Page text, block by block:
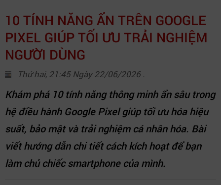
10 TÍNH NĂNG ẨN TRÊN GOOGLE
PIXEL GIÚP TỐI ƯU TRẢI NGHIỆM
NGƯỜI DÙNG
Thứ hai, 21:45 Ngày 22/06/2026 .
Khám phá 10 tính năng thông minh ẩn sâu trong
hệ điều hành Google Pixel giúp tối ưu hóa hiệu
suất, bảo mật và trải nghiệm cá nhân hóa. Bài
viết hướng dẫn chi tiết cách kích hoạt để bạn
làm chủ chiếc smartphone của mình.